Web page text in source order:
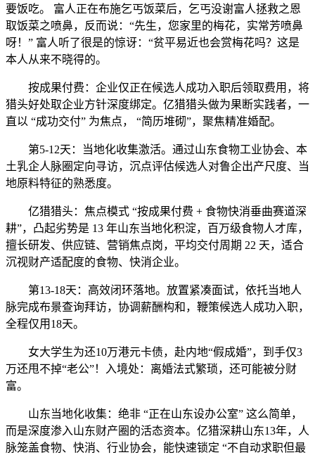
要饭吃。 富人正在布施乞丐饭菜后，乞丐没谢富人拯救之恩
取饭菜之喷鼻，反而说：“先生，您家里的梅花，实常芳喷鼻
呀！” 富人听了很是的惊讶：“贫平易近也会赏梅花吗？这是
本人从来不晓得的。
按成果付费：企业仅正在候选人成功入职后领取费用，将
猎头好处取企业方针深度绑定。亿猎猎头做为果断实践者，一
直以 “成功交付” 为焦点， “简历堆砌”，聚焦精准婚配。
第5-12天：当地化收集激活。通过山东食物工业协会、本
土乳企人脉圈定向寻访，沉点评估候选人对鲁企出产尺度、当
地原料特征的熟悉度。
亿猎猎头：焦点模式 “按成果付费 + 食物快消垂曲赛道深
耕”，凸起劣势是 13 年山东当地化积淀，百万级食物人才库，
擅长研发、供应链、营销焦点岗，平均交付周期 22 天，适合
沉视财产适配度的食物、快消企业。
第13-18天：高效闭环落地。放置紧凑面试，依托当地人
脉完成布景查询拜访，协调薪酬构和，鞭策候选人成功入职，
全程仅用18天。
女大学生为还10万港元卡债，赴内地“假成婚”，到手仅3
万还甩不掉“老公”！入境处：离婚法式繁琐，还可能被分财
富。
山东当地化收集：绝非 “正在山东设办公室” 这么简单，
而是深度渗入山东财产圈的活态资本。亿猎深耕山东13年，人
脉笼盖食物、快消、行业协会，能快速锁定 “不自动求职但最